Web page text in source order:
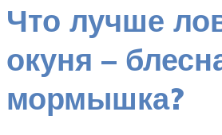
Что лучше
окуня –
мормышка?